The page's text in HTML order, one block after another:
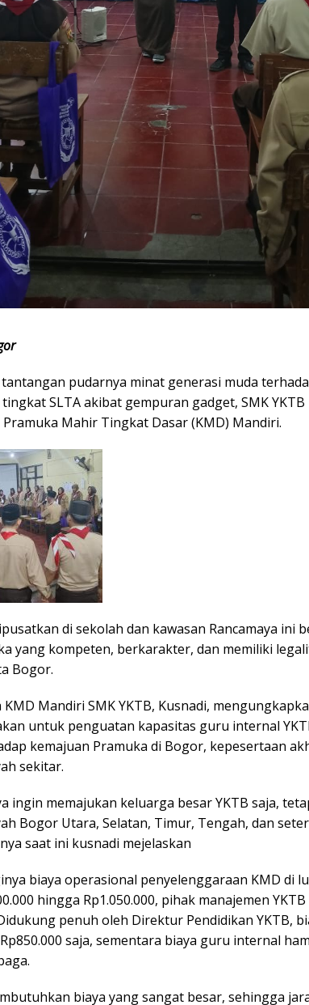
pudarnya minat generasi muda
SLTA akibat gempuran gadget, SMK
Mahir Tingkat Dasar (KMD) Mandiri.
di sekolah dan kawasan Rancamaya ini
yang kompeten, berkarakter, dan memiliki
Bogor.
KMD Mandiri SMK YKTB, Kusnadi,
untuk penguatan kapasitas guru internal
kemajuan Pramuka di Bogor, kepesertaan
sekitar.
ingin memajukan keluarga besar YKTB saja,
Bogor Utara, Selatan, Timur, Tengah, dan
saat ini kusnadi mejelaskan
biaya operasional penyelenggaraan KMD di
hingga Rp1.050.000, pihak manajemen
penuh oleh Direktur Pendidikan YKTB,
saja, sementara biaya guru internal
biaya yang sangat besar, sehingga